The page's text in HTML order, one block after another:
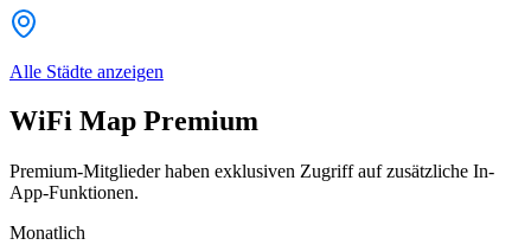
Alle Städte anzeigen
WiFi Map Premium
Premium-Mitglieder haben exklusiven Zugriff auf zusätzliche In-
App-Funktionen.
Monatlich